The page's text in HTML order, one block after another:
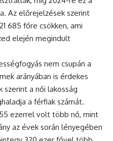
Az előrejelzések szerint
685 főre csökken, ami
elején megindult
nem csupán a
arányában is érdekes
a női lakosság
a férfiak számát.
ezerrel volt több nő, mint
az évek során lényegében